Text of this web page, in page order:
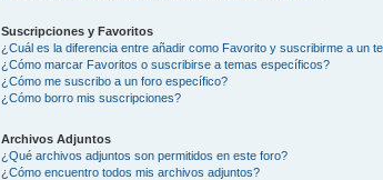
Suscripciones y Favoritos
¿Cuál es la diferencia entre añadir como Favorito y suscribirme a un
¿Cómo marcar Favoritos o suscribirse a temas específicos?
¿Cómo me suscribo a un foro específico?
¿Cómo borro mis suscripciones?
Archivos Adjuntos
¿Qué archivos adjuntos son permitidos en este foro?
¿Cómo encuentro todos mis archivos adjuntos?